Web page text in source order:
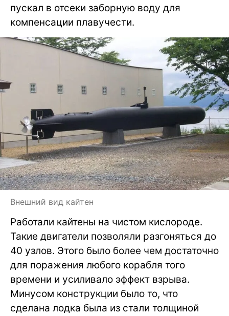
пускал в отсеки заборную воду для
компенсации плавучести.
Внешний вид кайтен
Работали кайтены на чистом кислороде.
Такие двигатели позволяли разгоняться до
40 узлов. Этого было более чем достаточно
для поражения любого корабля того
времени и усиливало эффект взрыва.
Минусом конструкции было то, что
сделана лодка была из стали толщиной